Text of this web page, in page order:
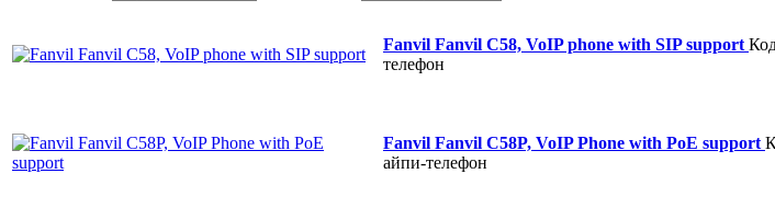
Fanvil Fanvil C58, VoIP phone with SIP support
телефон
Fanvil Fanvil C58P, VoIP Phone with PoE support
айпи-телефон